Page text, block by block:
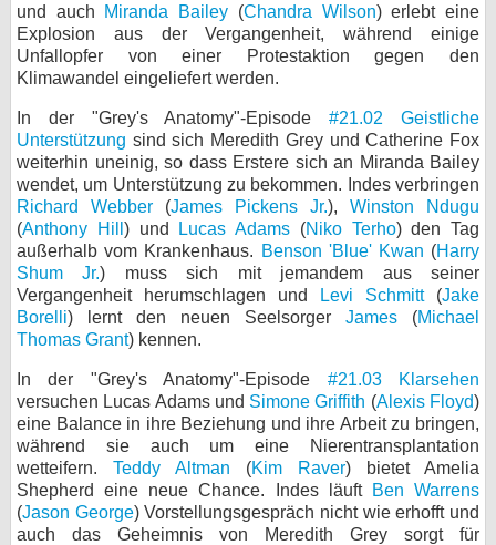
und auch Miranda Bailey (Chandra Wilson) erlebt eine
Explosion aus der Vergangenheit, während einige
Unfallopfer von einer Protestaktion gegen den
Klimawandel eingeliefert werden.
In der "Grey's Anatomy"-Episode#21.02 Geistliche
Unterstützung sind sich Meredith Grey und Catherine Fox
weiterhin uneinig, so dass Erstere sich an Miranda Bailey
wendet, um Unterstützung zu bekommen. Indes verbringen
Richard Webber (James Pickens Jr.), Winston Ndugu
(Anthony Hill ) und Lucas Adams (Niko Terho) den Tag
außerhalb vom Krankenhaus. Benson 'Blue' Kwan (Harry
Shum Jr.) muss sich mit jemandem aus seiner
Vergangenheit herumschlagen und
Levi Schmitt(Jake
Borelli) lernt den neuen Seelsorger James (Michael
Thomas Grant) kennen.
In der "Grey's Anatomy"-Episode #21.03 Klarsehen
versuchen Lucas Adams und Simone Griffith (Alexis Floyd)
eine Balance in ihre Beziehung und ihre Arbeit zu bringen,
während sie auch um eine Nierentransplantation
wetteifern. Teddy Altman (Kim Raver) bietet Amelia
Shepherd eine neue Chance. Indes läuft Ben Warrens
(Jason George) Vorstellungsgespräch nicht wie erhofft und
auch das Geheimnis von Meredith Grey sorgt für